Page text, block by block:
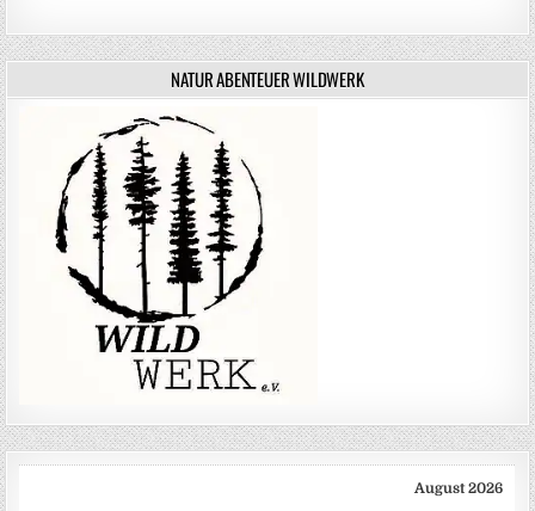
NATUR ABENTEUER WILDWERK
August 2026